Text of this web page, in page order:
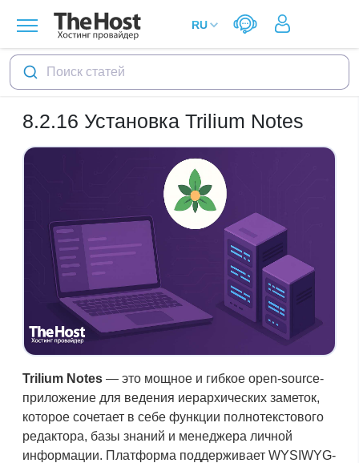
Поиск статей
8.2.16 Установка Trilium Notes
Trilium Notes — это мощное и гибкое open-source-
приложение для ведения иерархических заметок,
которое сочетает в себе функции полнотекстового
редактора, базы знаний и менеджера личной
информации. Платформа поддерживает WYSIWYG-